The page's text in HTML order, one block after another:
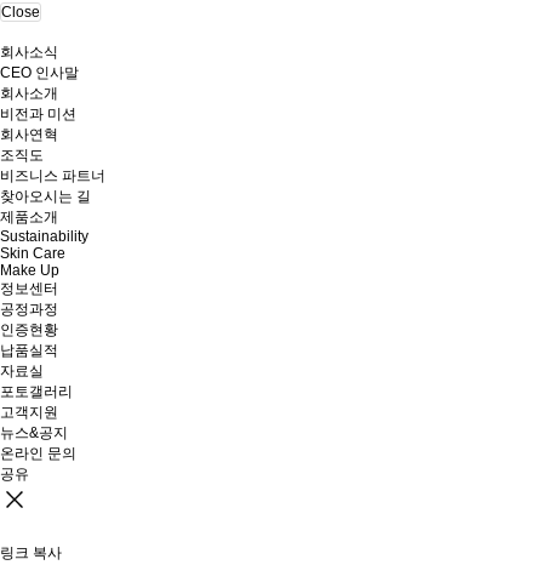
Close
회사소식
CEO 인사말
회사소개
비전과 미션
회사연혁
조직도
비즈니스 파트너
찾아오시는 길
제품소개
Sustainability
Skin Care
Make Up
정보센터
공정과정
인증현황
납품실적
자료실
포토갤러리
고객지원
뉴스&공지
온라인 문의
공유
링크 복사